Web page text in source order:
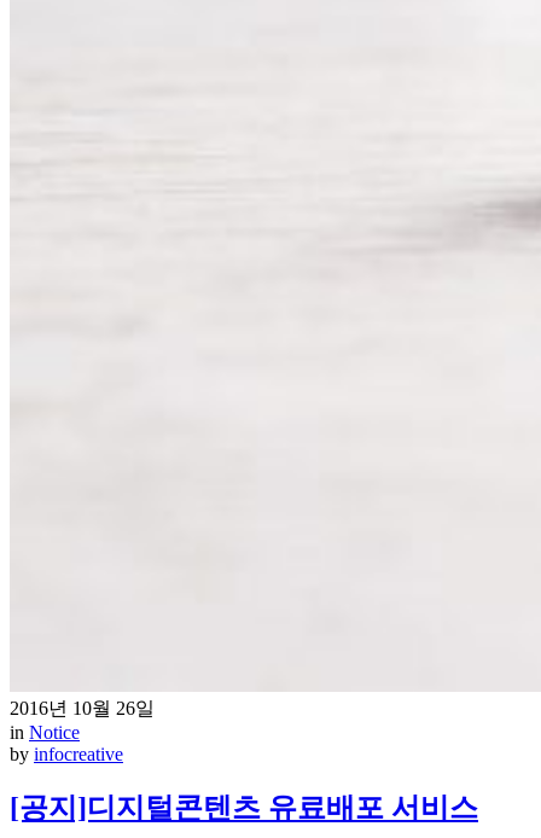
2016년 10월 26일
in Notice
by infocreative
[공지]디지털콘텐츠 유료배포 서비스